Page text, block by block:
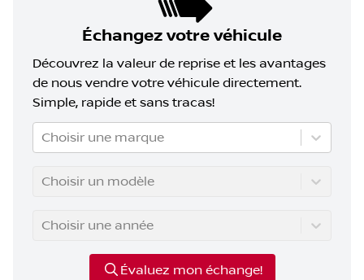
Échangez votre véhicule
Découvrez la valeur de reprise et les avantages
de nous vendre votre véhicule directement.
Simple, rapide et sans tracas!
Choisir une marque
Choisir un modèle
Choisir une année
Évaluez mon échange!